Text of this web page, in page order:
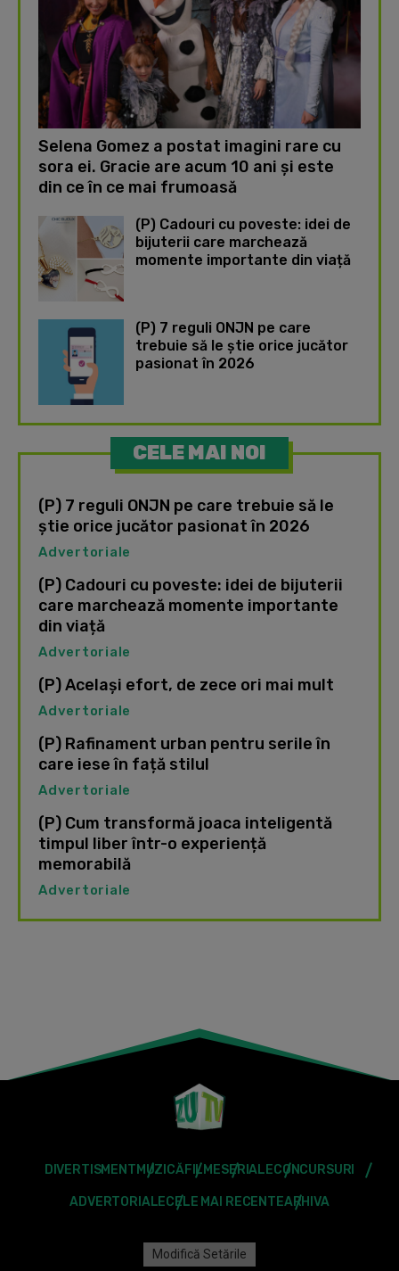
Selena Gomez a postat imagini rare cu
sora ei. Gracie are acum 10 ani și este
din ce în ce mai frumoasă
(P) Cadouri cu poveste: idei de
bijuterii care marchează
momente importante din viață
(P) 7 reguli ONJN pe care
trebuie să le știe orice jucător
pasionat în 2026
CELE MAI NOI
(P) 7 reguli ONJN pe care trebuie să le
știe orice jucător pasionat în 2026
Advertoriale
(P) Cadouri cu poveste: idei de bijuterii
care marchează momente importante
din viață
Advertoriale
(P) Același efort, de zece ori mai mult
Advertoriale
(P) Rafinament urban pentru serile în
care iese în față stilul
Advertoriale
(P) Cum transformă joaca inteligentă
timpul liber într-o experiență
memorabilă
Advertoriale
DIVERTISMENT MUZICĂFILMESERIALECONCURSURI
ADVERTORIALECELE MAI RECENTEARHIVA
Modifică Setările